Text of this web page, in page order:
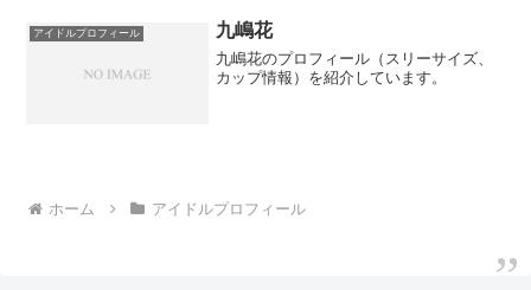
アイドルプロフィール 九嶋花
九嶋花のプロフィール（スリーサイズ、
カップ情報）を紹介しています。
ホーム アイドルプロフィール